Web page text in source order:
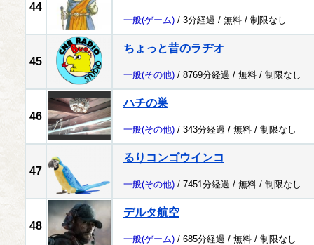
44
一般(ゲーム) / 3分経過 / 無料 / 制限なし
45
ちょっと昔のラヂオ
一般(その他) / 8769分経過 / 無料 / 制限なし
46
ハチの巣
一般(その他) / 343分経過 / 無料 / 制限なし
47
るりコンゴウインコ
一般(その他) / 7451分経過 / 無料 / 制限なし
48
デルタ航空
一般(ゲーム) / 685分経過 / 無料 / 制限なし